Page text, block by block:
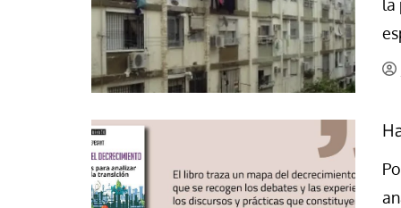
La mundialización
El amor en el mundo
Los empobrecidos por el
Radio — Mundo obrero hoy
Vidas precarias
Cine
Dos minutos
Aplicaciones
Poesía
Relato
la